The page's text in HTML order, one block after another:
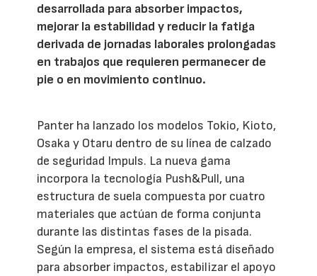
desarrollada para absorber impactos,
mejorar la estabilidad y reducir la fatiga
derivada de jornadas laborales prolongadas
en trabajos que requieren permanecer de
pie o en movimiento continuo.
Panter ha lanzado los modelos Tokio, Kioto,
Osaka y Otaru dentro de su línea de calzado
de seguridad Impuls. La nueva gama
incorpora la tecnología Push&Pull, una
estructura de suela compuesta por cuatro
materiales que actúan de forma conjunta
durante las distintas fases de la pisada.
Según la empresa, el sistema está diseñado
para absorber impactos, estabilizar el apoyo